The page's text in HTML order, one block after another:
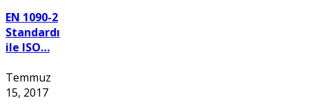
EN 1090-2
Standardı
ile ISO…
Temmuz
15, 2017